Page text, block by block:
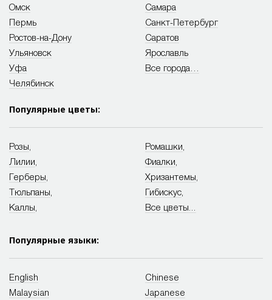
Омск
Пермь
Ростов-на-Дону
Самара
Санкт-Петербург
Саратов
Ульяновск
Уфа
Челябинск
Ярославль
Все города…
Популярные цветы:
Розы
Лилии
Герберы
Тюльпаны
Каллы
Ромашки
Фиалки
Хризантемы
Гибискус
Все цветы...
Популярные языки:
English
Malaysian
Chinese
Japanese